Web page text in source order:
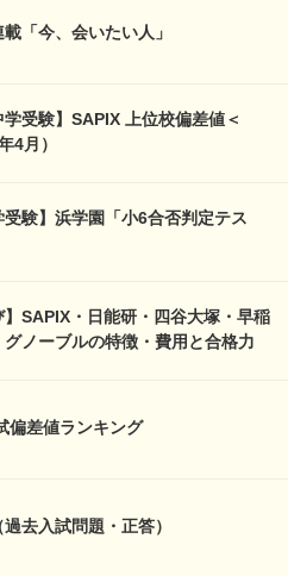
「今、会いたい人」
受験】SAPIX 上位校偏差値＜
4月）
験】浜学園「小6合否判定テス
】SAPIX・日能研・四谷大塚・早稲
ノーブルの特徴・費用と合格力
偏差値ランキング
去入試問題・正答）